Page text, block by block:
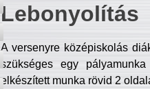
Lebonyolítás
A versenyre középiskolás
szükséges egy
elkészített munka rövid 2